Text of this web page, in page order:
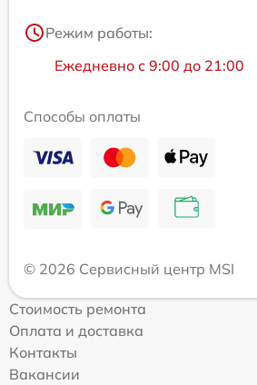
Режим работы:
Ежедневно с 9:00 до 21:00
Способы оплаты
© 2026 Сервисный центр MSI
Стоимость ремонта
Оплата и доставка
Контакты
Вакансии